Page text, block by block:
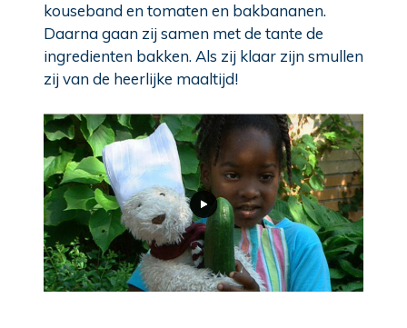
kouseband en tomaten en bakbananen.
Daarna gaan zij samen met de tante de
ingredienten bakken. Als zij klaar zijn smullen
zij van de heerlijke maaltijd!